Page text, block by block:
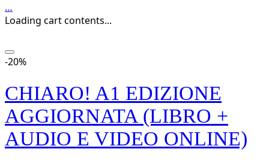
…
Loading cart contents...
-20%
CHIARO! A1 EDIZIONE
AGGIORNATA (LIBRO +
AUDIO E VIDEO ONLINE)